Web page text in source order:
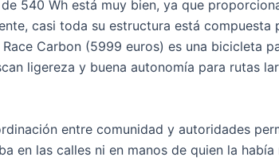
540 Wh está muy bien, ya que
casi toda su estructura está compuesta
Carbon (5999 euros) es una bicicleta
ligereza y buena autonomía para rutas
entre comunidad y autoridades
en las calles ni en manos de quien la